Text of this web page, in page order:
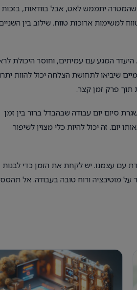
שהמטרה יתממש לאט, אבל בוודאות, בזכות
למשימות ארוכות טווח. שילוב בין
המגע עם עמיתים, וחוסר היכולת
שיביאו לתחושת הצלחה יכול להוות
תוך פרק זמן קצר.
סיום יום עבודה שבהבדל ברור בין זמן
יום. זה יכול להיות כלי מצוין לשיפור
עם עצמנו. יש לקחת את הזמן כדי לבנות
על מוטיבציה ורוח טובה בעבודה. אל